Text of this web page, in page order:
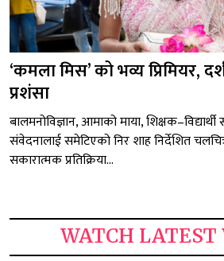
‘कमला मिस’ को भव्य प्रिमियर,
प्रशंसा
बालमनोविज्ञान, आमाको माया,
संवेदनालाई समेटिएको निर शाह निर्देशित
सकारात्मक प्रतिक्रिया...
WATCH LATEST